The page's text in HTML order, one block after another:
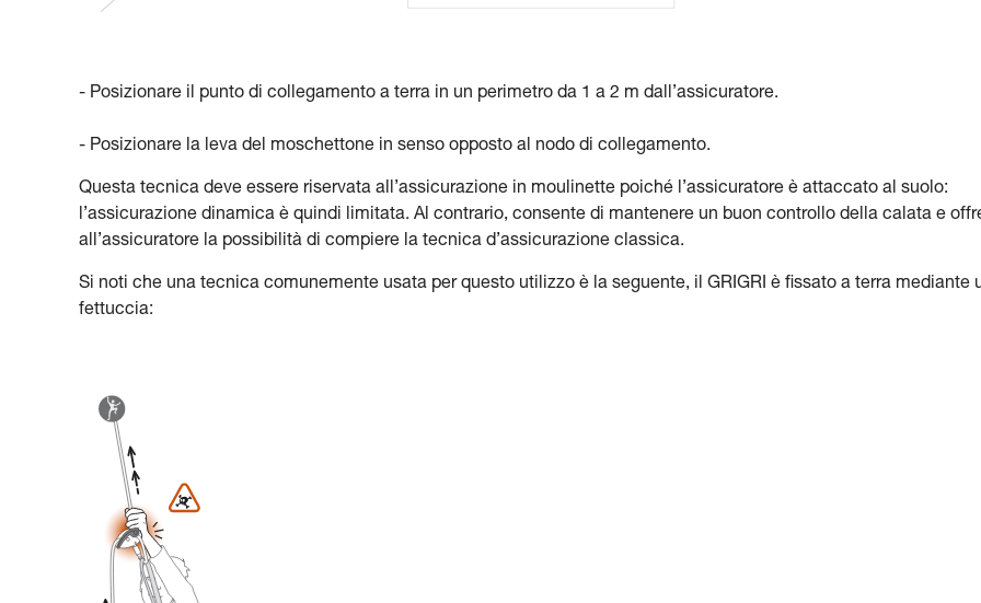
- Posizionare il punto di collegamento a terra in un perimetro da 1 a 2 m dall’assicuratore.
- Posizionare la leva del moschettone in senso opposto al nodo di collegamento.
Questa tecnica deve essere riservata all’assicurazione in moulinette poiché l’assicuratore è attaccato al suolo:
l’assicurazione dinamica è quindi limitata. Al contrario, consente di mantenere un buon controllo della calata e
all’assicuratore la possibilità di compiere la tecnica d’assicurazione classica.
Si noti che una tecnica comunemente usata per questo utilizzo è la seguente, il GRIGRI è fissato a terra mediante
fettuccia: